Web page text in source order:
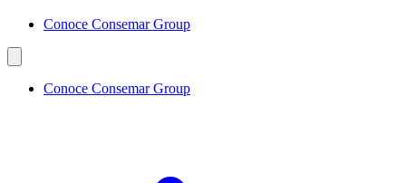
Conoce Consemar Group
Conoce Consemar Group